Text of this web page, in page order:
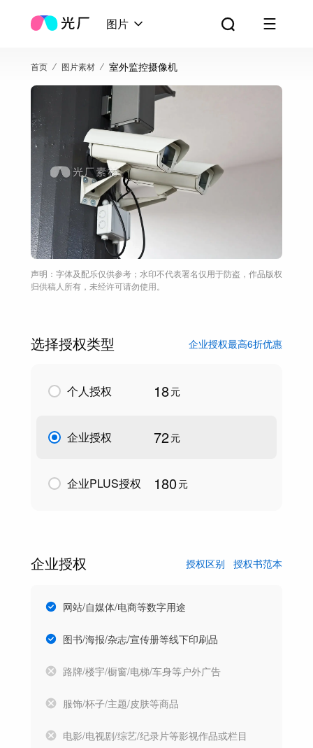
图片
首页 图片素材 室外监控摄像机
声明：字体及配乐仅供参考；水印不代表署名仅用于防盗，作品版权
归供稿人所有，未经许可请勿使用。
选择授权类型 企业授权最高6折优惠
个人授权 18元
企业授权 72元
企业PLUS授权 180元
企业授权 授权区别 授权书范本
网站/自媒体/电商等数字用途
图书/海报/杂志/宣传册等线下印刷品
路牌/楼宇/橱窗/电梯/车身等户外广告
服饰/杯子/主题/皮肤等商品
电影/电视剧/综艺/纪录片等影视作品或栏目